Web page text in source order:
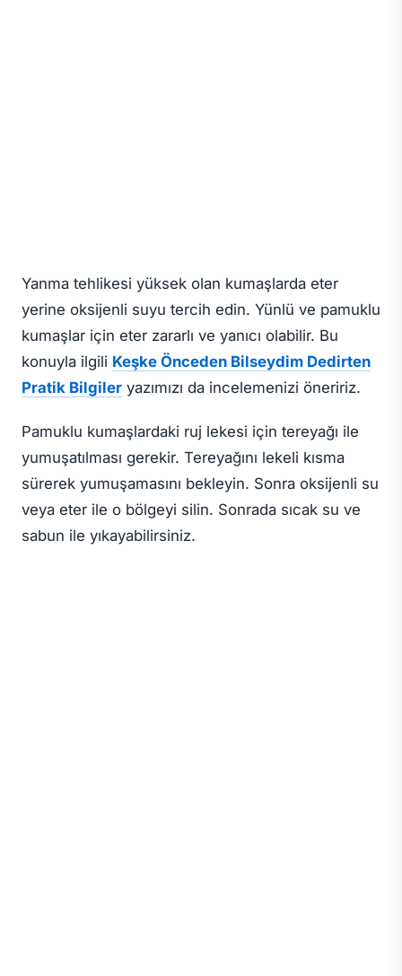
Yanma tehlikesi yüksek olan kumaşlarda eter
yerine oksijenli suyu tercih edin. Yünlü ve pamuklu
kumaşlar için eter zararlı ve yanıcı olabilir. Bu
konuyla ilgili Keşke Önceden Bilseydim Dedirten
Pratik Bilgiler yazımızı da incelemenizi öneririz.
Pamuklu kumaşlardaki ruj lekesi için tereyağı ile
yumuşatılması gerekir. Tereyağını lekeli kısma
sürerek yumuşamasını bekleyin. Sonra oksijenli su
veya eter ile o bölgeyi silin. Sonrada sıcak su ve
sabun ile yıkayabilirsiniz.